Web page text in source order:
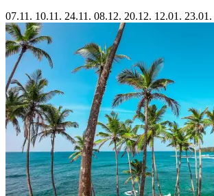
07.11. 10.11. 24.11. 08.12. 20.12. 12.01. 23.01.